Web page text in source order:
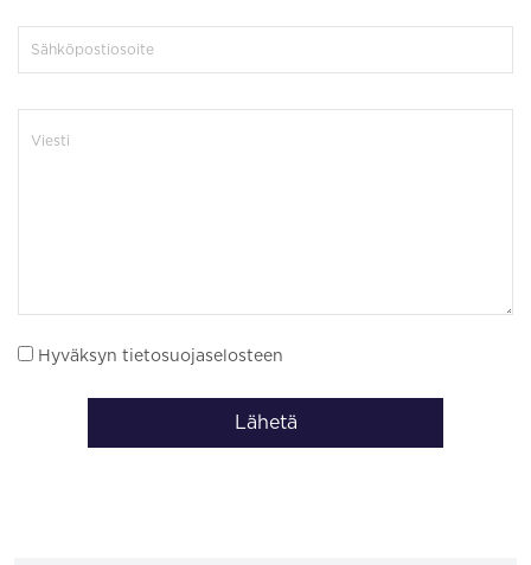
Hyväksyn tietosuojaselosteen
Lähetä